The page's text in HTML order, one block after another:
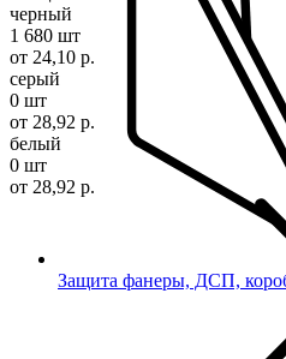
Защита фанеры, ДСП,
черный
1 680 шт
от 24,10 р.
серый
0 шт
от 28,92 р.
белый
0 шт
от 28,92 р.